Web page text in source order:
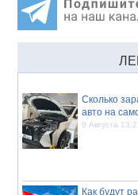
Сколько
авто на
9 Августа
Как будут